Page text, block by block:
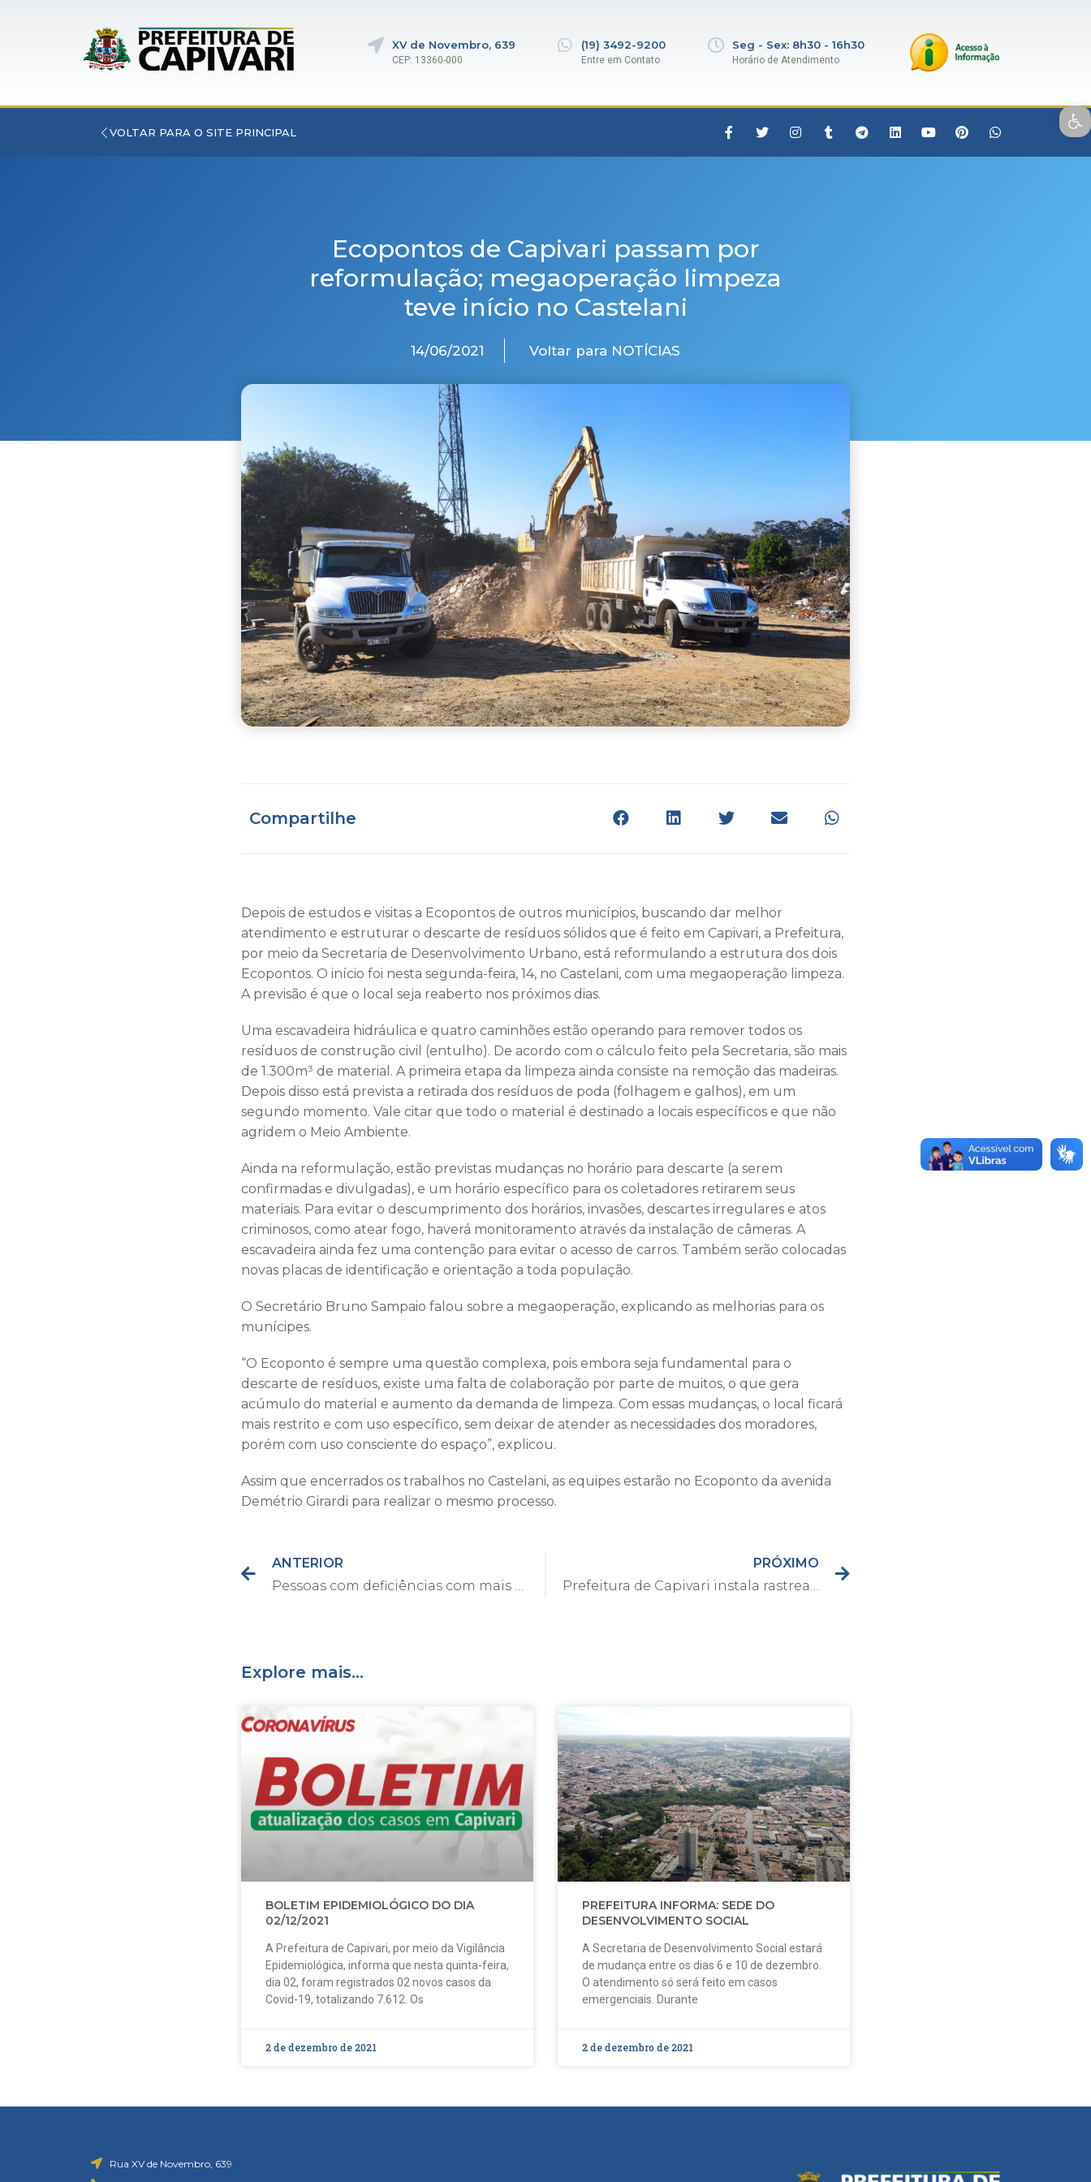
Open toolbar
XV de Novembro, 639
CEP: 13360-000
(19) 3492-9200
Entre em Contato
Seg - Sex: 8h30 - 16h30
Horário de Atendimento
VOLTAR PARA O SITE PRINCIPAL
Ecopontos de Capivari passam por
reformulação; megaoperação limpeza
teve início no Castelani
14/06/2021 Voltar para NOTÍCIAS
Compartilhe
Depois de estudos e visitas a Ecopontos de outros municípios, buscando dar melhor
atendimento e estruturar o descarte de resíduos sólidos que é feito em Capivari, a Prefeitura,
por meio da Secretaria de Desenvolvimento Urbano, está reformulando a estrutura dos dois
Ecopontos. O início foi nesta segunda-feira, 14, no Castelani, com uma megaoperação limpeza.
A previsão é que o local seja reaberto nos próximos dias.
Uma escavadeira hidráulica e quatro caminhões estão operando para remover todos os
resíduos de construção civil (entulho). De acordo com o cálculo feito pela Secretaria, são mais
de 1.300m³ de material. A primeira etapa da limpeza ainda consiste na remoção das madeiras.
Depois disso está prevista a retirada dos resíduos de poda (folhagem e galhos), em um
segundo momento. Vale citar que todo o material é destinado a locais específicos e que não
agridem o Meio Ambiente.
Ainda na reformulação, estão previstas mudanças no horário para descarte (a serem
confirmadas e divulgadas), e um horário específico para os coletadores retirarem seus
materiais. Para evitar o descumprimento dos horários, invasões, descartes irregulares e atos
criminosos, como atear fogo, haverá monitoramento através da instalação de câmeras. A
escavadeira ainda fez uma contenção para evitar o acesso de carros. Também serão colocadas
novas placas de identificação e orientação a toda população.
O Secretário Bruno Sampaio falou sobre a megaoperação, explicando as melhorias para os
munícipes.
“O Ecoponto é sempre uma questão complexa, pois embora seja fundamental para o
descarte de resíduos, existe uma falta de colaboração por parte de muitos, o que gera
acúmulo do material e aumento da demanda de limpeza. Com essas mudanças, o local ficará
mais restrito e com uso específico, sem deixar de atender as necessidades dos moradores,
porém com uso consciente do espaço”, explicou.
Assim que encerrados os trabalhos no Castelani, as equipes estarão no Ecoponto da avenida
Demétrio Girardi para realizar o mesmo processo.
ANTERIOR
Pessoas com deficiências com mais de 18 anos começam a receber vacina contra a Covid-19 a partir desta segunda-feira, dia 14
PRÓXIMO
Prefeitura de Capivari instala rastreadores em veículos da frota para aumentar a segurança dos motoristas e pacientes
Explore mais...
BOLETIM EPIDEMIOLÓGICO DO DIA
02/12/2021
A Prefeitura de Capivari, por meio da Vigilância
Epidemiológica, informa que nesta quinta-feira,
dia 02, foram registrados 02 novos casos da
Covid-19, totalizando 7.612. Os
2 de dezembro de 2021
PREFEITURA INFORMA: SEDE DO
DESENVOLVIMENTO SOCIAL
A Secretaria de Desenvolvimento Social estará
de mudança entre os dias 6 e 10 de dezembro.
O atendimento só será feito em casos
emergenciais. Durante
2 de dezembro de 2021
Rua XV de Novembro, 639